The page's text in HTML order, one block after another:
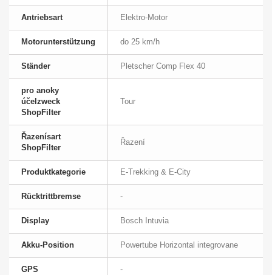
Antriebsart Elektro-Motor
Motorunterstützung do 25 km/h
Ständer Pletscher Comp Flex 40
pro anoky
účelzweck
ShopFilter
Tour
Řazenísart
ShopFilter
Řazení
Produktkategorie E-Trekking & E-City
Rücktrittbremse -
Display Bosch Intuvia
Akku-Position Powertube Horizontal integrovane
GPS -